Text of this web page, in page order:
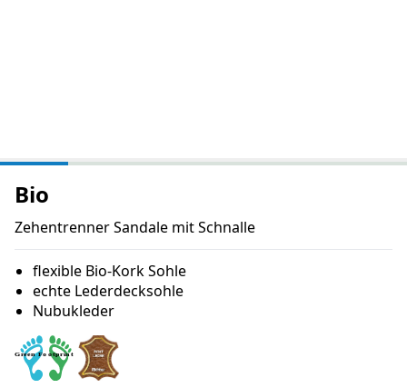
Bio
Zehentrenner Sandale mit Schnalle
flexible Bio-Kork Sohle
echte Lederdecksohle
Nubukleder